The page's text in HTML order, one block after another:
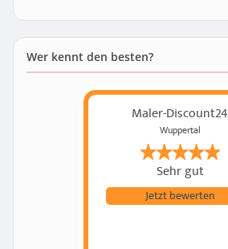
Wer kennt den besten?
Maler-Discount24
Wuppertal
Sehr gut
Jetzt bewerten